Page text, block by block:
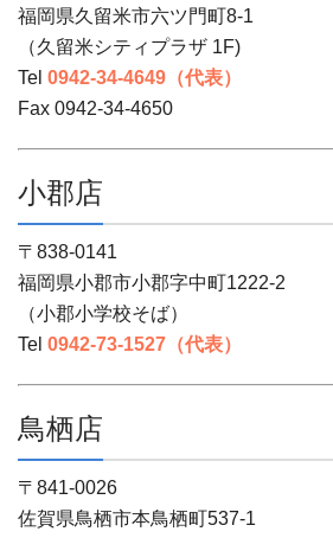
福岡県久留米市六ツ門町8-1
（久留米シティプラザ 1F)
Tel 0942-34-4649（代表）
Fax 0942-34-4650
小郡店
〒838-0141
福岡県小郡市小郡字中町1222-2
（小郡小学校そば）
Tel 0942-73-1527（代表）
鳥栖店
〒841-0026
佐賀県鳥栖市本鳥栖町537-1